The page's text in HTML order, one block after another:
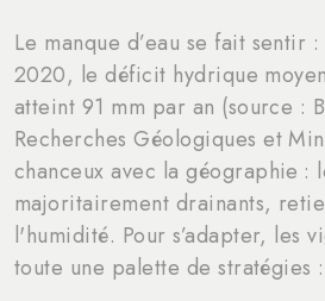
Le manque d’eau se fait sentir
2020, le déficit hydrique
atteint 91 mm par an (source :
Recherches Géologiques et
chanceux avec la géographie :
majoritairement drainants,
l'humidité. Pour s’adapter, les
toute une palette de stratégies :